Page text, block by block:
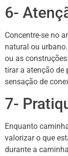
6-
Concentre-se no
natural ou
ou as
tirar a atenção de
sensação de
7-
Enquanto
valorizar o que
durante a